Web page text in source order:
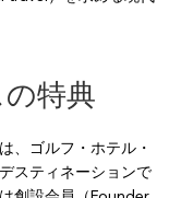
特典
、ゴルフ・ホテル・
スティネーションで